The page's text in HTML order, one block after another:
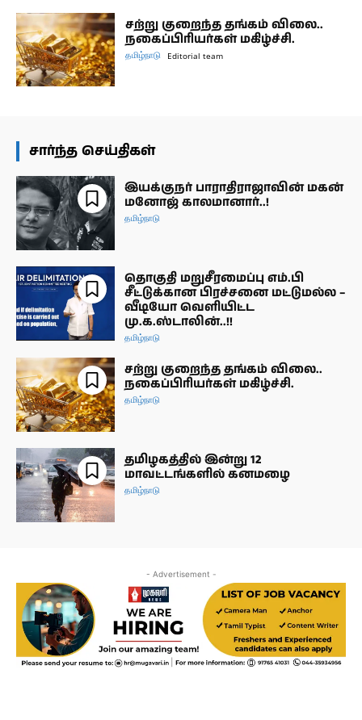
சற்று குறைந்த தங்கம் விலை..
நகைப்பிரியர்கள் மகிழ்ச்சி.
தமிழ்நாடு Editorial team
சார்ந்த செய்திகள்
இயக்குநர் பாராதிராஜாவின் மகன்
மனோஜ் காலமானார்..!
தமிழ்நாடு
தொகுதி மறுசீரமைப்பு எம்.பி
சீட்டுக்கான பிரச்சனை மட்டுமல்ல –
வீடியோ வெளியிட்ட
மு.க.ஸ்டாலின்..!!
தமிழ்நாடு
சற்று குறைந்த தங்கம் விலை..
நகைப்பிரியர்கள் மகிழ்ச்சி.
தமிழ்நாடு
தமிழகத்தில் இன்று 12
மாவட்டங்களில் கனமழை
தமிழ்நாடு
- Advertisement -